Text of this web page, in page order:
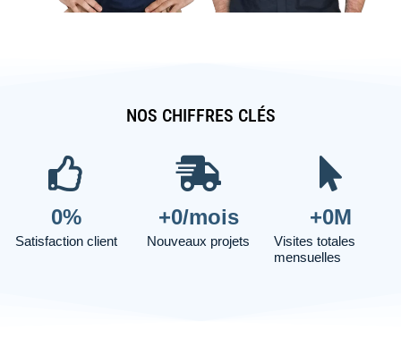
NOS CHIFFRES CLÉS
Satisfaction client
0%
Nouveaux projets
+0/mois
Visites totales
mensuelles
+0M